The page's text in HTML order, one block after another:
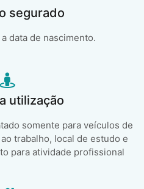
segurado
data de nascimento.
utilização
somente para veículos de
trabalho, local de estudo e
para atividade profissional